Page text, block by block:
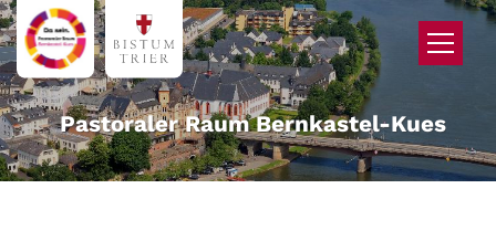
Zum Inhalt springen
Pastoraler Raum Bernkastel-Kues